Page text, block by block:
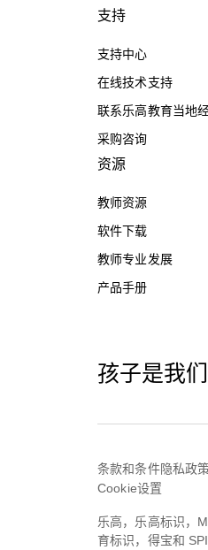
支持
支持中心
在线技术支持
联系乐高教育当地
采购咨询
资源
教师资源
软件下载
教师专业发展
产品手册
孩子是我
条款和条件隐私政
Cookie设置
乐高，乐高标识，
育标识，得宝和